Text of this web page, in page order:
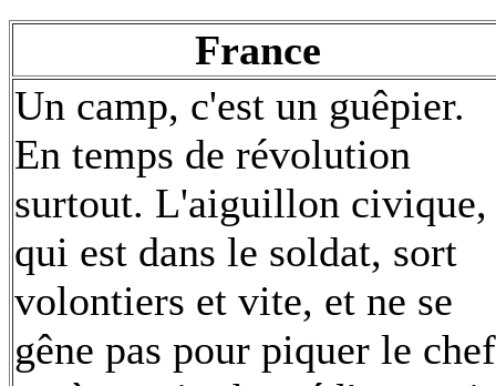
France
Un camp, c'est un guêpier.
En temps de révolution
surtout. L'aiguillon civique,
qui est dans le soldat, sort
volontiers et vite, et ne se
gêne pas pour piquer le chef